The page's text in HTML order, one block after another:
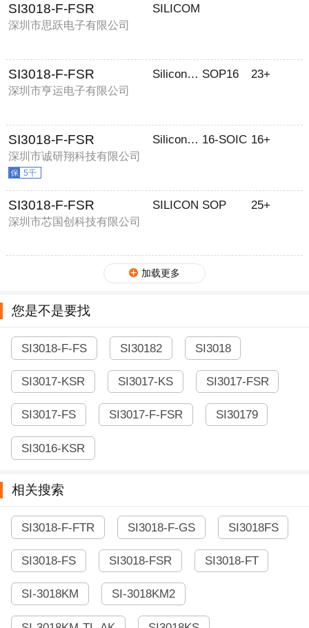
SI3018-F-FSR
深圳市思跃电子有限公司
SILICOM
SI3018-F-FSR
深圳市亨运电子有限公司
Silicon Labs SOP16 23+
SI3018-F-FSR
深圳市诚研翔科技有限公司
5千
Silicon Labs 16-SOIC 16+
SI3018-F-FSR
深圳市芯国创科技有限公司
SILICON SOP 25+
加载更多
您是不是要找
SI3018-F-FS SI30182 SI3018
SI3017-KSR SI3017-KS SI3017-FSR
SI3017-FS SI3017-F-FSR SI30179
SI3016-KSR
相关搜索
SI3018-F-FTR SI3018-F-GS SI3018FS
SI3018-FS SI3018-FSR SI3018-FT
SI-3018KM SI-3018KM2